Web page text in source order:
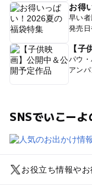
お得
早い
発売
【子
パウ
アン
SNSでいこーよ
お役立ち情報や